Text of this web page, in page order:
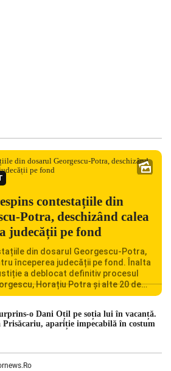
contestațiile din
Potra, deschizând calea
judecății pe fond
din dosarul Georgescu-Potra,
începerea judecății pe fond. Înalta
a deblocat definitiv procesul
Horațiu Potra și alte 20 de
de acțiuni îndreptate împotriva
În ședința din camera preliminară,
supremă au […]
o Dani Oțil pe soția lui în vacanță.
Prisăcariu, apariție impecabilă în costum